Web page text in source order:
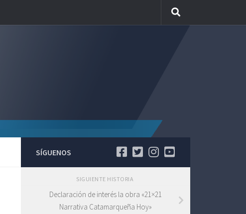
SÍGUENOS
SIGUIENTE HISTORIA
Declaración de interés la obra «21×21
Narrativa Catamarqueña Hoy»